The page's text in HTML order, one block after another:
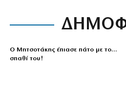
Ο Μητσοτάκης έπιασε πάτο με το…
σπαθί του!